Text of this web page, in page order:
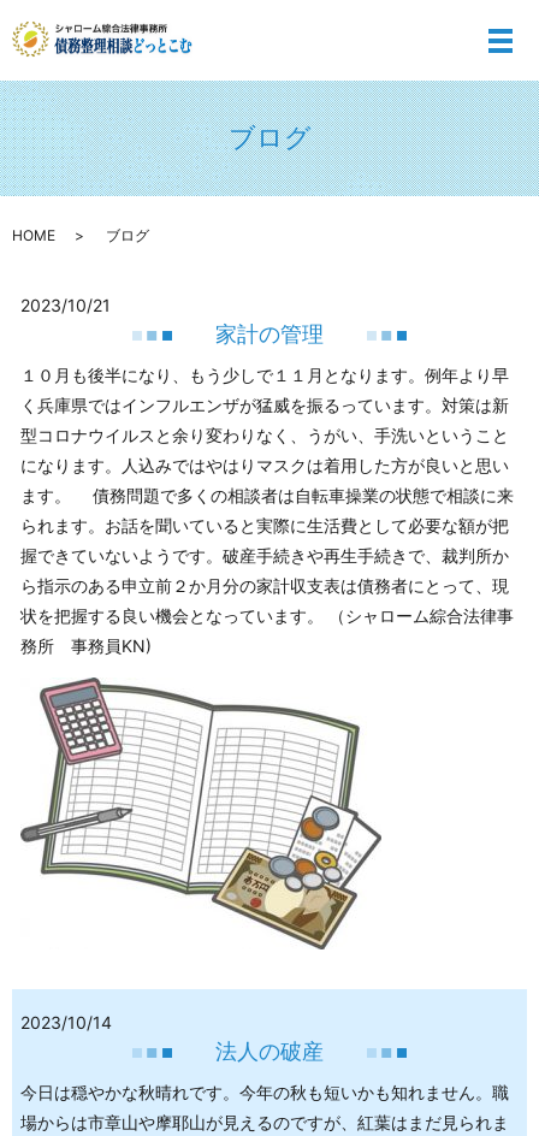
メ
ブログ
HOME ブログ
2023/10/21
家計の管理
１０月も後半になり、もう少しで１１月となります。例年より早
く兵庫県ではインフルエンザが猛威を振るっています。対策は新
型コロナウイルスと余り変わりなく、うがい、手洗いということ
になります。人込みではやはりマスクは着用した方が良いと思い
ます。 債務問題で多くの相談者は自転車操業の状態で相談に来
られます。お話を聞いていると実際に生活費として必要な額が把
握できていないようです。破産手続きや再生手続きで、裁判所か
ら指示のある申立前２か月分の家計収支表は債務者にとって、現
状を把握する良い機会となっています。 （シャローム綜合法律事
務所 事務員KN)
2023/10/14
法人の破産
今日は穏やかな秋晴れです。今年の秋も短いかも知れません。職
場からは市章山や摩耶山が見えるのですが、紅葉はまだ見られま